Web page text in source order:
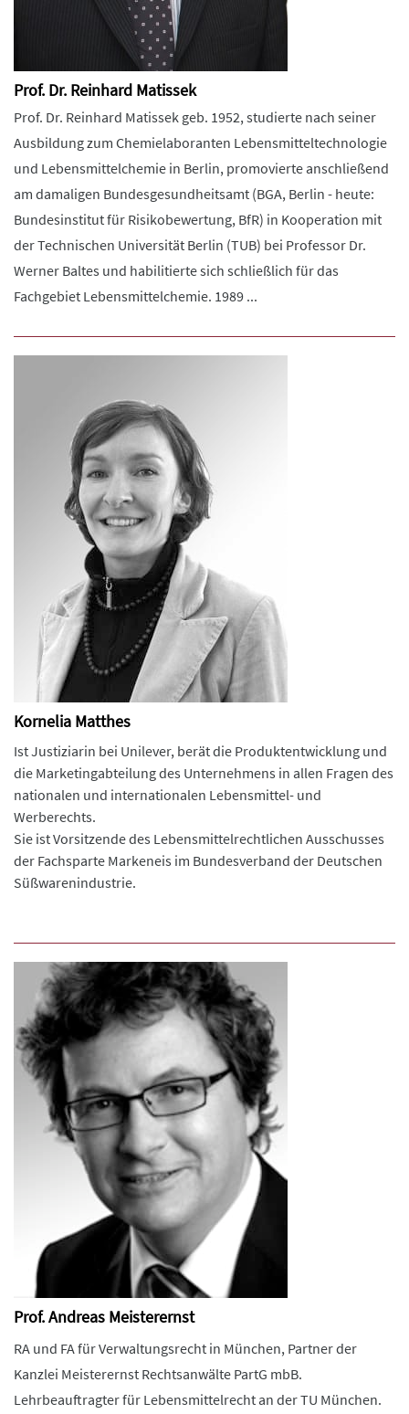
Prof. Dr. Reinhard Matissek
Prof. Dr. Reinhard Matissek geb. 1952, studierte nach seiner
Ausbildung zum Chemielaboranten Lebensmitteltechnologie
und Lebensmittelchemie in Berlin, promovierte anschließend
am damaligen Bundesgesundheitsamt (BGA, Berlin - heute:
Bundesinstitut für Risikobewertung, BfR) in Kooperation mit
der Technischen Universität Berlin (TUB) bei Professor Dr.
Werner Baltes und habilitierte sich schließlich für das
Fachgebiet Lebensmittelchemie. 1989 ...
Kornelia Matthes
Ist Justiziarin bei Unilever, berät die Produktentwicklung und
die Marketingabteilung des Unternehmens in allen Fragen des
nationalen und internationalen Lebensmittel- und
Werberechts.
Sie ist Vorsitzende des Lebensmittelrechtlichen Ausschusses
der Fachsparte Markeneis im Bundesverband der Deutschen
Süßwarenindustrie.
Prof. Andreas Meisterernst
RA und FA für Verwaltungsrecht in München, Partner der
Kanzlei Meisterernst Rechtsanwälte PartG mbB.
Lehrbeauftragter für Lebensmittelrecht an der TU München.